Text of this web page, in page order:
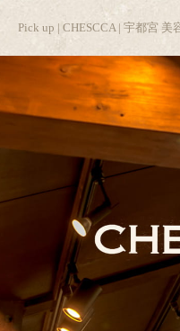
Pick up | CHESCCA | 宇都宮 美